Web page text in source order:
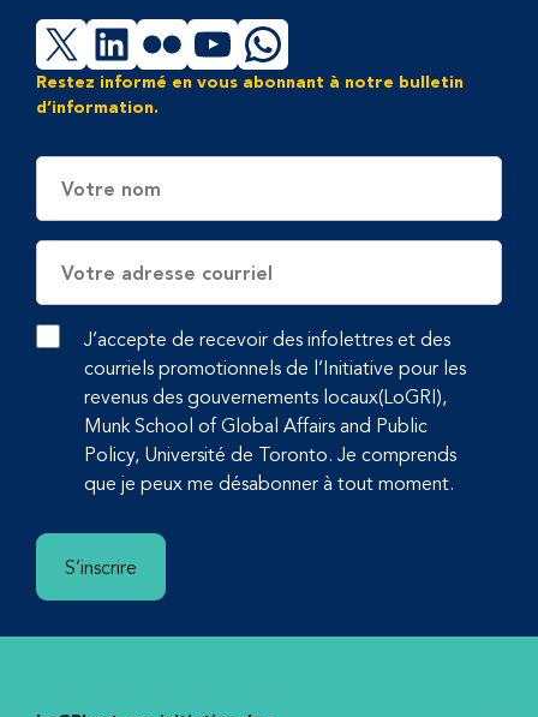
X LinkedIn
FlickrYouTubeWhatsApp
Restez informé en vous abonnant à notre bulletin
d’information.
électronique
J’accepte de recevoir des infolettres et des
courriels promotionnels de l’Initiative pour les
revenus des gouvernements locaux(LoGRI),
Munk School of Global Affairs and Public
Policy, Université de Toronto. Je comprends
que je peux me désabonner à tout moment.
S’inscrire